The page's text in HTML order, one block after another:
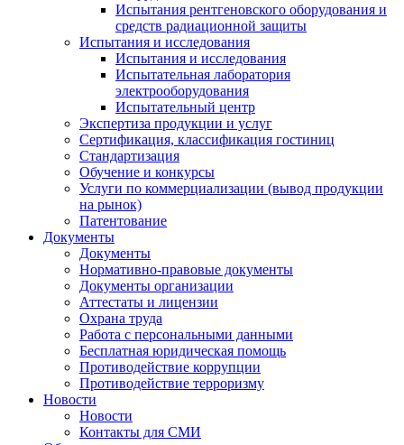
Испытания рентгеновского оборудования и
средств радиационной защиты
Испытания и исследования
Испытания и исследования
Испытательная лаборатория
электрооборудования
Испытательный центр
Экспертиза продукции и услуг
Сертификация, классификация гостиниц
Стандартизация
Обучение и конкурсы
Услуги по коммерциализации (вывод продукции
на рынок)
Патентование
Документы
Документы
Нормативно-правовые документы
Документы организации
Аттестаты и лицензии
Охрана труда
Работа с персональными данными
Бесплатная юридическая помощь
Противодействие коррупции
Противодействие терроризму
Новости
Новости
Контакты для СМИ